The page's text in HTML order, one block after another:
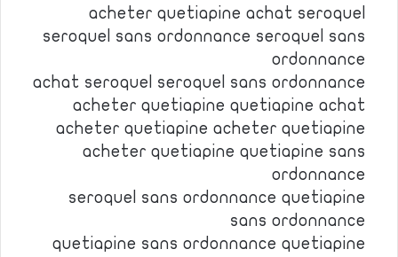
acheter quetiapine achat seroquel
seroquel sans ordonnance seroquel sans
ordonnance
achat seroquel seroquel sans ordonnance
acheter quetiapine quetiapine achat
acheter quetiapine acheter quetiapine
acheter quetiapine quetiapine sans
ordonnance
seroquel sans ordonnance quetiapine
sans ordonnance
quetiapine sans ordonnance quetiapine